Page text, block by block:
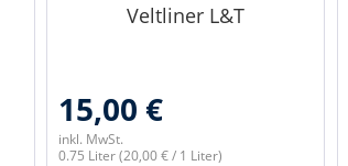
Veltliner L&T
15,00 €
inkl. MwSt.
0.75 Liter(20,00 € / 1 Liter)